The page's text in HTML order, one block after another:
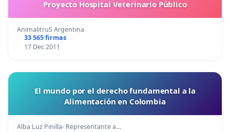
Proyecto Hospital Veterinario Público
AnimalitruS Argentina
33 565 firmas
17 Dec 2011
El mundo por el derecho fundamental a la
Alimentación en Colombia
Alba Luz Pinilla- Representante a…